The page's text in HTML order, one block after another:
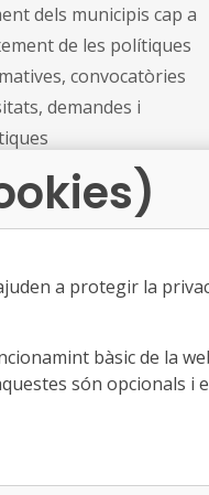
dels municipis cap a
de les polítiques
convocatòries
demandes i
impulsades per la
nos a les seves
amb el
reunions amb
afectar directament
dins del
a protegir la
bàsic de la
són opcionals i